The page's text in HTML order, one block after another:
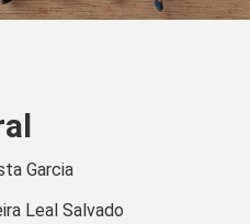
Garcia
Leal Salvado